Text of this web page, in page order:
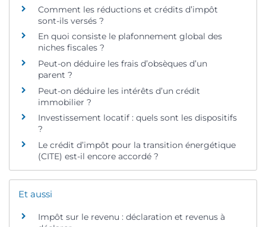
Comment les réductions et crédits d’impôt
sont-ils versés ?
En quoi consiste le plafonnement global des
niches fiscales ?
Peut-on déduire les frais d’obsèques d’un
parent ?
Peut-on déduire les intérêts d’un crédit
immobilier ?
Investissement locatif : quels sont les dispositifs
?
Le crédit d’impôt pour la transition énergétique
(CITE) est-il encore accordé ?
Et aussi
Impôt sur le revenu : déclaration et revenus à